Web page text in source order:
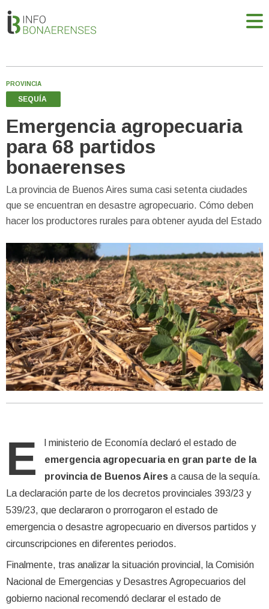
PROVINCIA
SEQUÍA
Emergencia agropecuaria
para 68 partidos
bonaerenses
La provincia de Buenos Aires suma casi setenta ciudades
que se encuentran en desastre agropecuario. Cómo deben
hacer los productores rurales para obtener ayuda del Estado
E
l ministerio de Economía declaró el estado de
emergencia agropecuaria en gran parte de la
provincia de Buenos Aires a causa de la sequía.
La declaración parte de los decretos provinciales 393/23 y
539/23, que declararon o prorrogaron el estado de
emergencia o desastre agropecuario en diversos partidos y
circunscripciones en diferentes periodos.
Finalmente, tras analizar la situación provincial, la Comisión
Nacional de Emergencias y Desastres Agropecuarios del
gobierno nacional recomendó declarar el estado de